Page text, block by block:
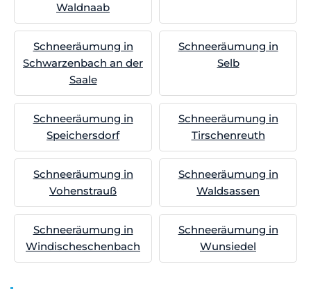
Waldnaab
Schneeräumung in
Schwarzenbach an der
Saale
Schneeräumung in
Selb
Schneeräumung in
Speichersdorf
Schneeräumung in
Tirschenreuth
Schneeräumung in
Vohenstrauß
Schneeräumung in
Waldsassen
Schneeräumung in
Windischeschenbach
Schneeräumung in
Wunsiedel